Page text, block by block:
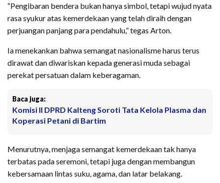
“Pengibaran bendera bukan hanya simbol, tetapi wujud nyata
rasa syukur atas kemerdekaan yang telah diraih dengan
perjuangan panjang para pendahulu,” tegas Arton.
Ia menekankan bahwa semangat nasionalisme harus terus
dirawat dan diwariskan kepada generasi muda sebagai
perekat persatuan dalam keberagaman.
Baca juga:
Komisi II DPRD Kalteng Soroti Tata Kelola Plasma dan
Koperasi Petani di Bartim
Menurutnya, menjaga semangat kemerdekaan tak hanya
terbatas pada seremoni, tetapi juga dengan membangun
kebersamaan lintas suku, agama, dan latar belakang.